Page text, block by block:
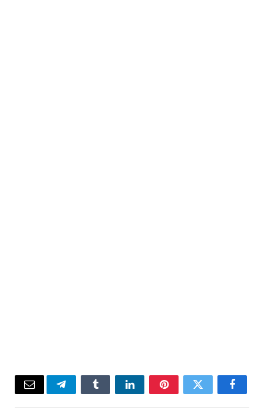
Facebook
Twitter
Pinterest
LinkedIn
Tumblr
Telegram
Email